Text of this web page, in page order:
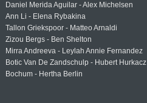
Daniel Merida Aguilar - Alex Michelsen
Ann Li - Elena Rybakina
Tallon Griekspoor - Matteo Arnaldi
Zizou Bergs - Ben Shelton
Mirra Andreeva - Leylah Annie Fernandez
Botic Van De Zandschulp - Hubert Hurkacz
Bochum - Hertha Berlin